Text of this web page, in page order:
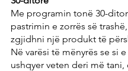
Me programin tonë 30-
pastrimin e zorrës së
zgjidhni një produkt të
Në varësi të mënyrës se si
ushqyer veten deri më tani,